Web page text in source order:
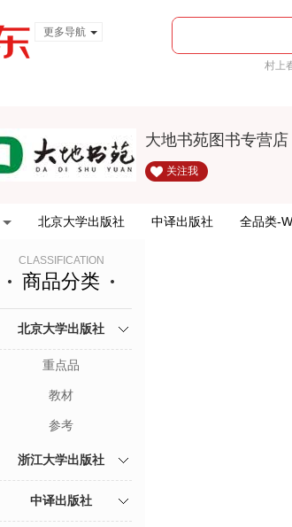
更多导航
村上
大地书苑图书专营店
关注我
北京大学出版社 中译出版社 全品类-
CLASSIFICATION
商品分类
北京大学出版社
重点品
教材
参考
浙江大学出版社
中译出版社